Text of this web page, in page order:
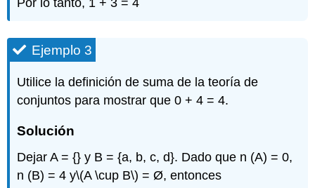
Ejemplo 3
Utilice la definición de suma de la teoría de
conjuntos para mostrar que 0 + 4 = 4.
Solución
Dejar A = {} y B = {a, b, c, d}. Dado que n (A) = 0,
n (B) = 4 y\(A \cup B\) = Ø, entonces